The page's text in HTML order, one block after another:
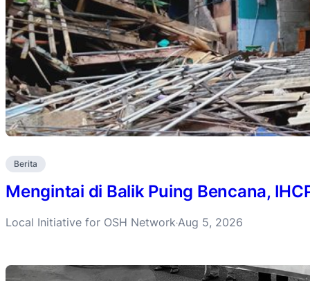
Berita
Mengintai di Balik Puing Bencana,
Local Initiative for OSH Network·Aug 5, 2026